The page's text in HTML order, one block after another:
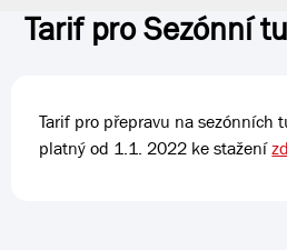
Tarif pro Sezónní
Tarif pro přepravu na sezónních
platný od 1.1. 2022 ke stažení